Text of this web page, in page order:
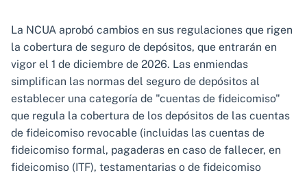
La NCUA aprobó cambios en sus regulaciones que rigen
la cobertura de seguro de depósitos, que entrarán en
vigor el 1 de diciembre de 2026. Las enmiendas
simplifican las normas del seguro de depósitos al
establecer una categoría de "cuentas de fideicomiso"
que regula la cobertura de los depósitos de las cuentas
de fideicomiso revocable (incluidas las cuentas de
fideicomiso formal, pagaderas en caso de fallecer, en
fideicomiso (ITF), testamentarias o de fideicomiso